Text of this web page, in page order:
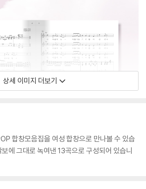
상세 이미지 더보기
합창모음집을 여성 합창으로 만나볼 수 있습
에 그대로 녹여낸 13곡으로 구성되어 있습니